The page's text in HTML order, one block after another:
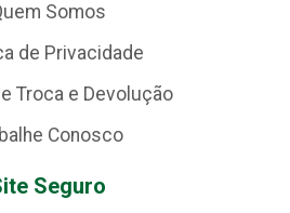
Somos
de Privacidade
Troca e Devolução
Conosco
Seguro